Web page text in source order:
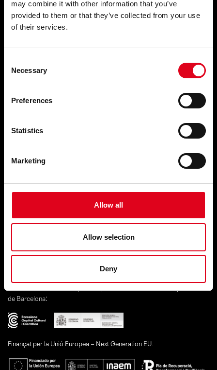
may combine it with other information that you’ve
provided to them or that they’ve collected from your use
of their services.
Selection
Necessary
Preferences
Statistics
Marketing
Allow all
Allow selection
Deny
De dilluns a divendres, de 9 a 15 h.
fundacio@fundaciojoanbrossa.cat
08003 Barcelona
programacio@fundaciojoanbrossa.cat
Segueix-nos a les xarxes
de Barcelona:
Finançat per la Unió Europea – Next Generation EU: